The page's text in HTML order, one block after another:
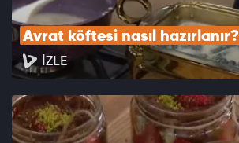
Avrat köftesi nasıl hazırlanır?
İZLE